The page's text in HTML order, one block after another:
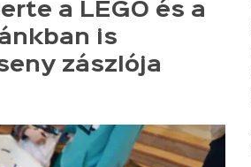
a LEGO és a
is
zászlója